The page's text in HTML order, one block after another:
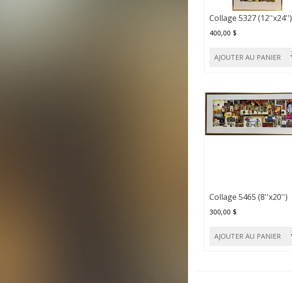
Collage 5327 (12''x24'')
400,00 $
AJOUTER AU PANIER
Collage 5465 (8''x20'')
300,00 $
AJOUTER AU PANIER